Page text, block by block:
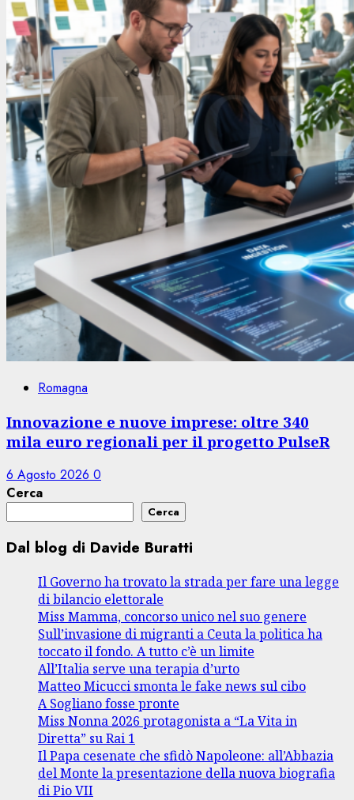
Romagna
Innovazione e nuove imprese: oltre 340
mila euro regionali per il progetto PulseR
6 Agosto 2026 0
Cerca
Cerca
Dal blog di Davide Buratti
Il Governo ha trovato la strada per fare una legge
di bilancio elettorale
Miss Mamma, concorso unico nel suo genere
Sull’invasione di migranti a Ceuta la politica ha
toccato il fondo. A tutto c’è un limite
All’Italia serve una terapia d’urto
Matteo Micucci smonta le fake news sul cibo
A Sogliano fosse pronte
Miss Nonna 2026 protagonista a “La Vita in
Diretta” su Rai 1
Il Papa cesenate che sfidò Napoleone: all’Abbazia
del Monte la presentazione della nuova biografia
di Pio VII